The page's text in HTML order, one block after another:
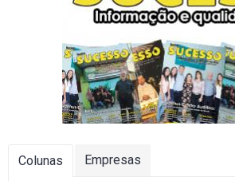
Colunas Empresas